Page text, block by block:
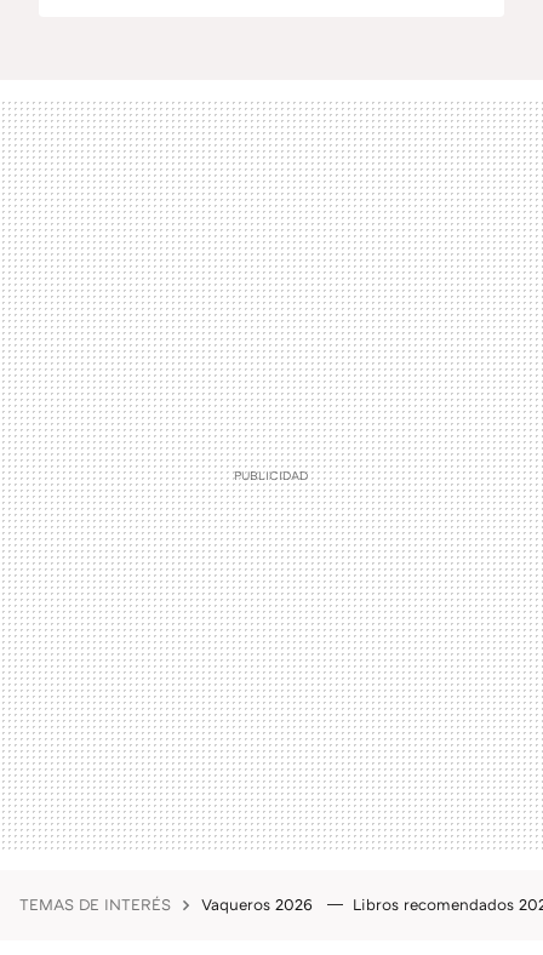
TEMAS DE INTERÉS Vaqueros 2026 Libros recomendados